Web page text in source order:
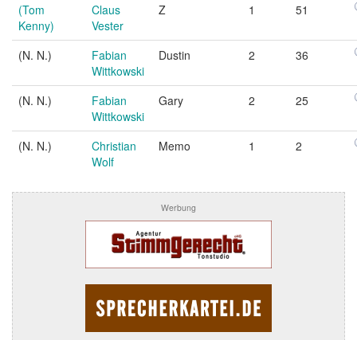
(Tom
Kenny)
Claus
Vester
Z 1 51
(N. N.)
Fabian
Wittkowski
Dustin 2 36
(N. N.)
Fabian
Wittkowski
Gary 2 25
(N. N.)
Christian
Wolf
Memo 1 2
Werbung